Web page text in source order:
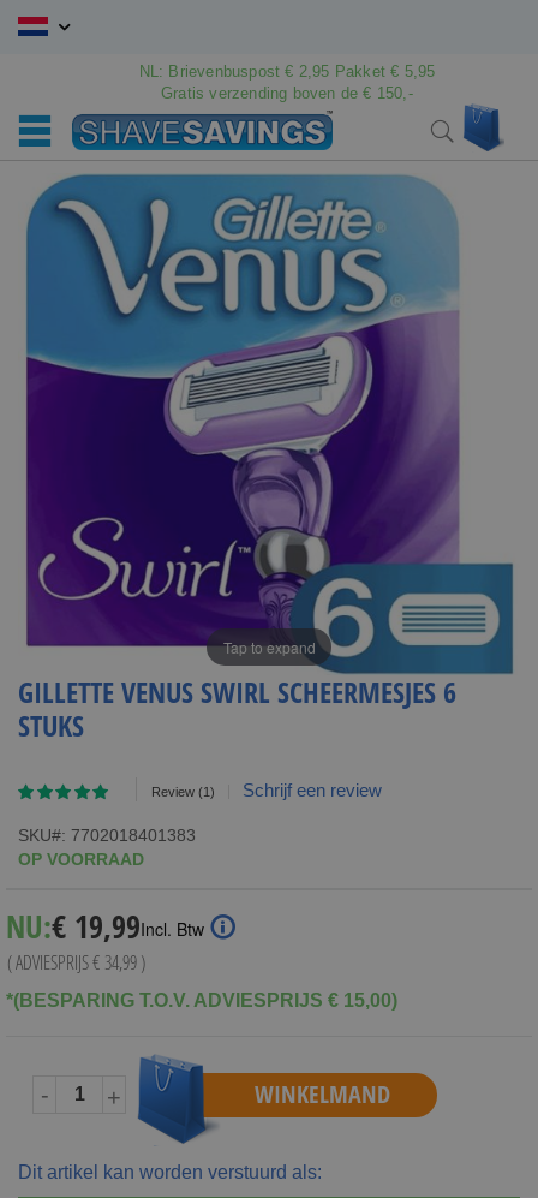
Ga
NL: Brievenbuspost € 2,95 Pakket € 5,95
Gratis verzending boven de € 150,-
Search
naar
het
gallerij
naar
het
gallerij
Tap to expand
GILLETTE VENUS SWIRL SCHEERMESJES 6
STUKS
Waardering:
Review (1) Schrijf een review
SKU
7702018401383
OP VOORRAAD
NU: Special
Price
€ 19,99Incl. Btw
( ADVIESPRIJS€ 34,99)
*(BESPARING T.O.V. ADVIESPRIJS € 15,00)
- + WINKELMAND
Dit artikel kan worden verstuurd als: